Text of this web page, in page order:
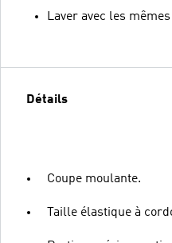
Laver avec les
Détails
Coupe moulante.
Taille élastique à